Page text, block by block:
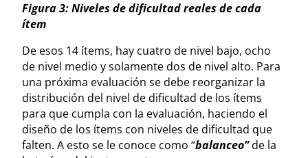
Figura 3: Niveles de dificultad reales de cada
ítem
De esos 14 ítems, hay cuatro de nivel bajo, ocho
de nivel medio y solamente dos de nivel alto. Para
una próxima evaluación se debe reorganizar la
distribución del nivel de dificultad de los ítems
para que cumpla con la evaluación, haciendo el
diseño de los ítems con niveles de dificultad que
falten. A esto se le conoce como “balanceo”de la